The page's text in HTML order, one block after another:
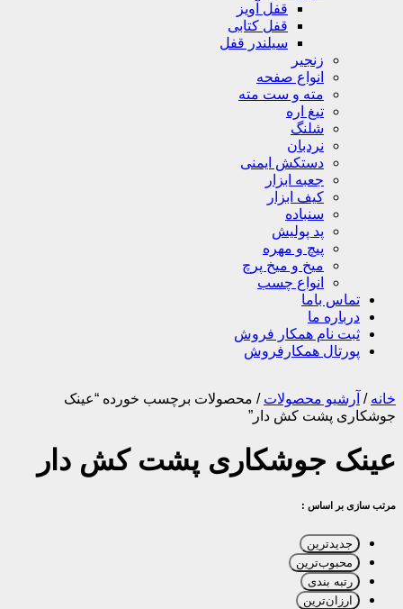
قفل آویز
قفل کتابی
سیلندر قفل
زنجیر
انواع صفحه
مته و ست مته
تیغ اره
شلنگ
نردبان
دستکش ایمنی
جعبه ابزار
کیف ابزار
سنباده
پد پولیش
پیچ و مهره
میخ و میخ پرچ
انواع چسب
تماس باما
درباره ما
ثبت نام همکار فروش
پورتال همکارفروش
خانه / آرشیو محصولات / محصولات برچسب خورده “عینک
جوشکاری پشت کش دار”
عینک جوشکاری پشت کش دار
مرتب سازی بر اساس :
جدیدترین
محبوب‌ترین
رتبه بندی
ارزان‌ترین